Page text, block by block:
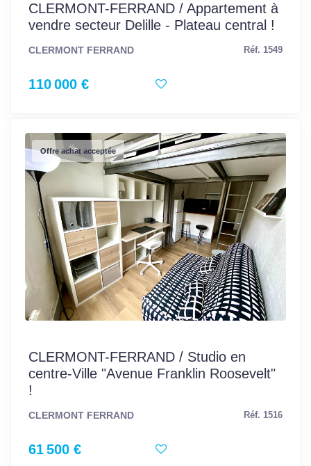
CLERMONT-FERRAND / Appartement à
vendre secteur Delille - Plateau central !
CLERMONT FERRAND Réf. 1549
110 000 €
Offre achat acceptée
CLERMONT-FERRAND / Studio en
centre-Ville "Avenue Franklin Roosevelt"
!
CLERMONT FERRAND Réf. 1516
61 500 €